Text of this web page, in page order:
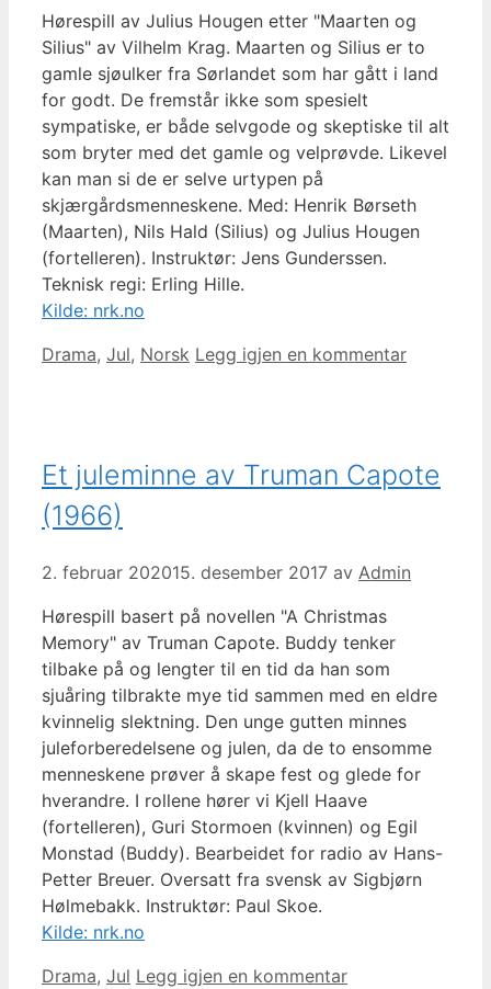
Hørespill av Julius Hougen etter "Maarten og
Silius" av Vilhelm Krag. Maarten og Silius er to
gamle sjøulker fra Sørlandet som har gått i land
for godt. De fremstår ikke som spesielt
sympatiske, er både selvgode og skeptiske til alt
som bryter med det gamle og velprøvde. Likevel
kan man si de er selve urtypen på
skjærgårdsmenneskene. Med: Henrik Børseth
(Maarten), Nils Hald (Silius) og Julius Hougen
(fortelleren). Instruktør: Jens Gunderssen.
Teknisk regi: Erling Hille.
Kilde: nrk.no
Kategorier
Drama, Jul, Norsk Legg igjen en kommentar
Et juleminne av Truman Capote
(1966)
2. februar 202015. desember 2017 av Admin
Hørespill basert på novellen "A Christmas
Memory" av Truman Capote. Buddy tenker
tilbake på og lengter til en tid da han som
sjuåring tilbrakte mye tid sammen med en eldre
kvinnelig slektning. Den unge gutten minnes
juleforberedelsene og julen, da de to ensomme
menneskene prøver å skape fest og glede for
hverandre. I rollene hører vi Kjell Haave
(fortelleren), Guri Stormoen (kvinnen) og Egil
Monstad (Buddy). Bearbeidet for radio av Hans-
Petter Breuer. Oversatt fra svensk av Sigbjørn
Hølmebakk. Instruktør: Paul Skoe.
Kilde: nrk.no
Kategorier
Drama, Jul Legg igjen en kommentar